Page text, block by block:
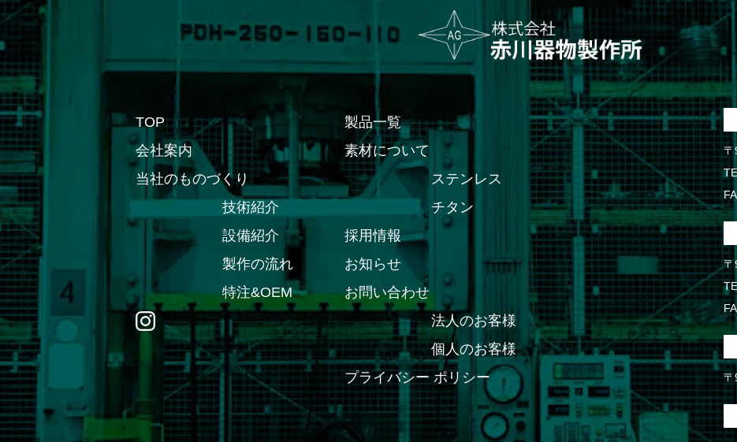
TOP
会社案内
当社のものづくり
技術紹介
設備紹介
製作の流れ
特注&OEM
製品一覧
素材について
ステンレス
チタン
採用情報
お知らせ
お問い合わせ
法人のお客様
個人のお客様
プライバシー ポリシー
〒
〒
〒